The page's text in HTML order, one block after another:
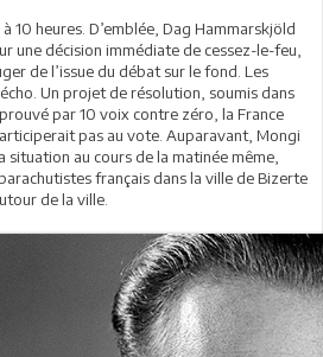
10 heures. D’emblée, Dag Hammarskjöld
une décision immédiate de cessez-le-feu,
de l’issue du débat sur le fond. Les
Un projet de résolution, soumis dans
par 10 voix contre zéro, la France
pas au vote. Auparavant, Mongi
situation au cours de la matinée même,
français dans la ville de Bizerte
de la ville.